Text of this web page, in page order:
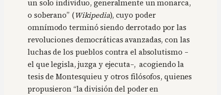
un solo individuo, generalmente un monarca,
o soberano” (Wikipedia), cuyo poder
omnímodo terminó siendo derrotado por las
revoluciones democráticas avanzadas, con las
luchas de los pueblos contra el absolutismo –
el que legisla, juzga y ejecuta–, acogiendo la
tesis de Montesquieu y otros filósofos, quienes
propusieron “la división del poder en